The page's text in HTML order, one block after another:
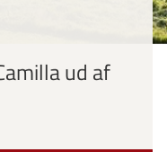
ud af